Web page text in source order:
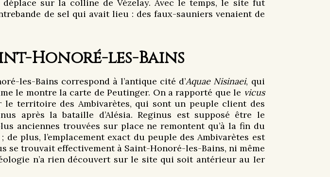
sur la colline de Vézelay. Avec le temps, le site fut
de sel qui avait lieu : des faux-sauniers venaient de
Honoré-les-Bains
les-Bains correspond à l’antique cité d’Aquae Nisinaei, qui
le montre la carte de Peutinger. On a rapporté que le vicus
le territoire des Ambivarètes, qui sont un peuple client des
après la bataille d’Alésia. Reginus est supposé être le
anciennes trouvées sur place ne remontent qu’à la fin du
plus, l’emplacement exact du peuple des Ambivarètes est
se trouvait effectivement à Saint-Honoré-les-Bains, ni même
n’a rien découvert sur le site qui soit antérieur au Ier